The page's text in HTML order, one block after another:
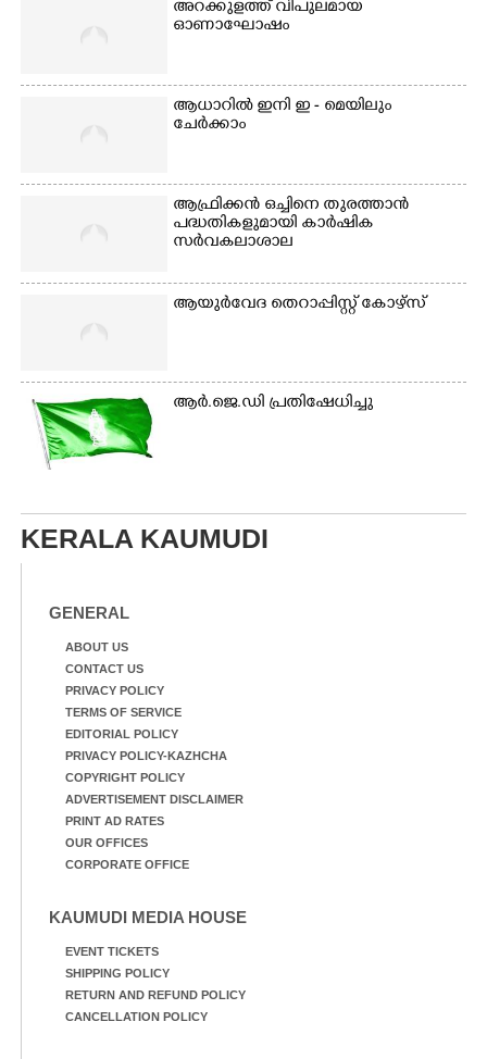
മത്സരത്തിനിടെ സിന്തറ്റിക്
ട്രാക്കിന് കുറുകെ ഓടുന്ന
അറക്കുളത്ത് വിപുലമായ
ഓണാഘോഷം
ആധാറിൽ ഇനി ഇ - മെയിലും
ചേർക്കാം
ആഫ്രിക്കൻ ഒച്ചിനെ തുരത്താൻ
പദ്ധതികളുമായി കാർഷിക
സർവകലാശാല
ആയുർവേദ തെറാപ്പിസ്റ്റ് കോഴ്സ്
ആർ.ജെ.ഡി പ്രതിഷേധിച്ചു
KERALA KAUMUDI
GENERAL
ABOUT US
CONTACT US
PRIVACY POLICY
TERMS OF SERVICE
EDITORIAL POLICY
PRIVACY POLICY-KAZHCHA
COPYRIGHT POLICY
ADVERTISEMENT DISCLAIMER
PRINT AD RATES
OUR OFFICES
CORPORATE OFFICE
KAUMUDI MEDIA HOUSE
EVENT TICKETS
SHIPPING POLICY
RETURN AND REFUND POLICY
CANCELLATION POLICY